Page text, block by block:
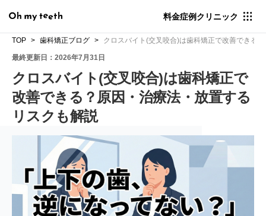
料金症例クリニック
TOP 歯科矯正ブログ クロスバイト(交叉咬合)は歯科矯正で改善できる
最終更新日：2026年7月31日
クロスバイト(交叉咬合)は歯科矯正で
改善できる？原因・治療法・放置する
リスクも解説